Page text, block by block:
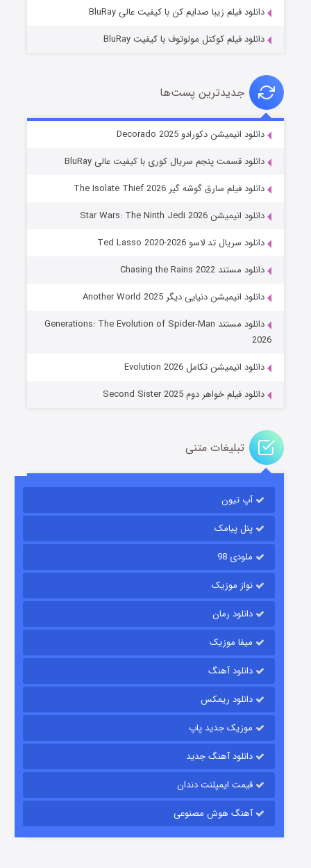
خاندان اژدها فصل ۳
جادوگری در مغولستان
قسمت۱۴ (زیرنویس) منتشر شد
باب اسفنجی فصل ۱۷
قسمت۶ (زیرنویس) منتشر شد
قسمت۱۵ (دوبله) منتشر شد
دانلود فیلم زیبا صدایم کن با کیفیت عالی BluRay
دانلود فیلم کوکتل مولوتوف با کیفیت BluRay
جدیدترین پست‌ها
دانلود انیمیشن دکورادو Decorado 2025
دانلود قسمت پنجم سریال کوری با کیفیت عالی BluRay
دانلود فیلم سارق گوشه گیر The Isolate Thief 2026
دانلود انیمیشن Star Wars: The Ninth Jedi 2026
دانلود سریال تد لاسو Ted Lasso 2020-2026
دانلود مستند Chasing the Rains 2022
دانلود انیمیشن دنیایی دیگر Another World 2025
دانلود مستند Generations: The Evolution of Spider-Man
2026
دانلود انیمیشن تکامل Evolution 2026
دانلود فیلم خواهر دوم Second Sister 2025
تبلیغات متنی
آپ تیون
پنل پیامک
ملودی 98
نواز موزیک
دانلود رمان
میفا موزیک
دانلود آهنگ
دانلود ریمکس
موزیک جدید پاپ
دانلود آهنگ جدید
قیمت ایمپلنت دندان
آهنگ هوش مصنوعی